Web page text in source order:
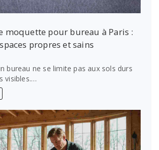
moquette pour bureau à Paris :
propres et sains
bureau ne se limite pas aux sols durs
visibles.…